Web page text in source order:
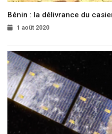
Bénin : la délivrance du
1 août 2020